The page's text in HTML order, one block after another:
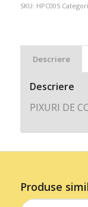
SKU: HPC005
Descriere
Descriere
PIXURI DE
Produse